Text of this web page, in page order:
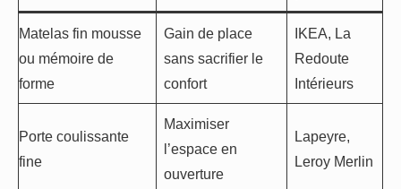
Matelas fin mousse
ou mémoire de
forme
Gain de place
sans sacrifier le
confort
IKEA, La
Redoute
Intérieurs
Porte coulissante
fine
Maximiser
l’espace en
ouverture
Lapeyre,
Leroy Merlin